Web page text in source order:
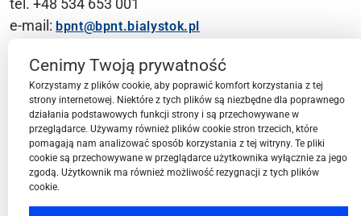
tel. +48 534 653 001
e-mail: bpnt@bpnt.bialystok.pl
Contact
BPN-T Area
BPN-T Offer
Cenimy Twoją prywatność
Korzystamy z plików cookie, aby poprawić komfort korzystania z tej
strony internetowej. Niektóre z tych plików są niezbędne dla poprawnego
działania podstawowych funkcji strony i są przechowywane w
przeglądarce. Używamy również plików cookie stron trzecich, które
pomagają nam analizować sposób korzystania z tej witryny. Te pliki
cookie są przechowywane w przeglądarce użytkownika wyłącznie za jego
zgodą. Użytkownik ma również możliwość rezygnacji z tych plików
cookie.